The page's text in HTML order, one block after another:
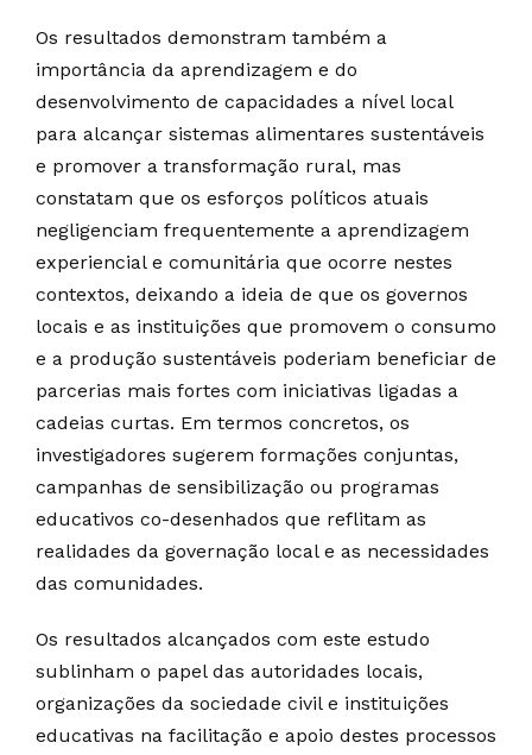
Os resultados demonstram também a
importância da aprendizagem e do
desenvolvimento de capacidades a nível local
para alcançar sistemas alimentares sustentáveis
e promover a transformação rural, mas
constatam que os esforços políticos atuais
negligenciam frequentemente a aprendizagem
experiencial e comunitária que ocorre nestes
contextos, deixando a ideia de que os governos
locais e as instituições que promovem o consumo
e a produção sustentáveis poderiam beneficiar de
parcerias mais fortes com iniciativas ligadas a
cadeias curtas. Em termos concretos, os
investigadores sugerem formações conjuntas,
campanhas de sensibilização ou programas
educativos co-desenhados que reflitam as
realidades da governação local e as necessidades
das comunidades.
Os resultados alcançados com este estudo
sublinham o papel das autoridades locais,
organizações da sociedade civil e instituições
educativas na facilitação e apoio destes processos